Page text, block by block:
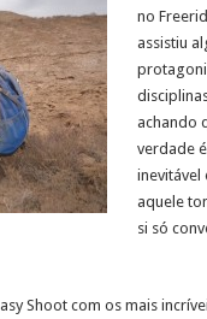
no
assistiu
achando
verdade
inevitável
aquele
si só
Shoot com os mais